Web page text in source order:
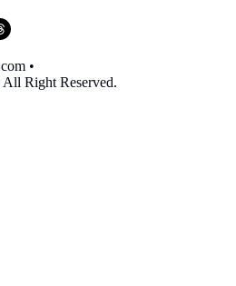
•
Right Reserved.